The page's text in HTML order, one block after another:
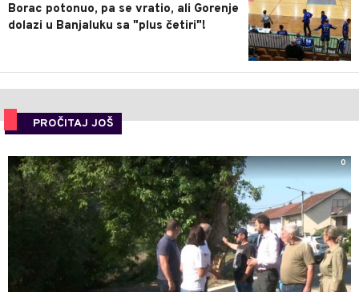
Borac potonuo, pa se vratio, ali Gorenje
dolazi u Banjaluku sa "plus četiri"!
PROČITAJ JOŠ
0